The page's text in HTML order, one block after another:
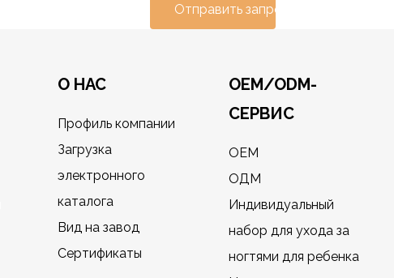
Отправить запрос
О НАС
Профиль компании
Загрузка
электронного
каталога
Вид на завод
Сертификаты
OEM/ODM-
СЕРВИС
OEM
ОДМ
Индивидуальный
набор для ухода за
ногтями для ребенка